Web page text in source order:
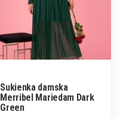
Sukienka damska
Merribel Mariedam Dark
Green